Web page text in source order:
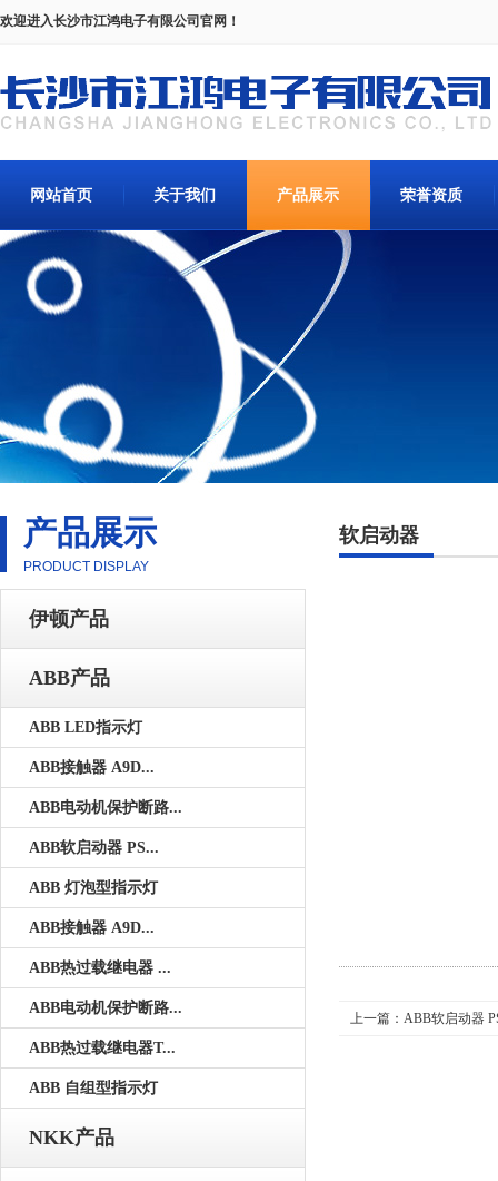
欢迎进入长沙市江鸿电子有限公司官网！
网站首页 关于我们 产品展示 荣誉资质
产品展示
PRODUCT DISPLAY
伊顿产品
ABB产品
ABB LED指示灯
ABB接触器 A9D...
ABB电动机保护断路...
ABB软启动器 PS...
ABB 灯泡型指示灯
ABB接触器 A9D...
ABB热过载继电器 ...
ABB电动机保护断路...
ABB热过载继电器T...
ABB 自组型指示灯
NKK产品
软启动器
上一篇： ABB软启动器